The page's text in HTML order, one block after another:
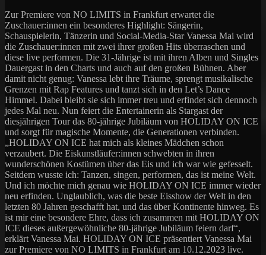
Zur Premiere von NO LIMITS in Frankfurt erwartet die
Zuschauer:innen ein besonderes Highlight: Sängerin,
Schauspielerin, Tänzerin und Social-Media-Star Vanessa Mai wird
die Zuschauer:innen mit zwei ihrer großen Hits überraschen und
diese live performen. Die 31-Jährige ist mit ihren Alben und Singles
Dauergast in den Charts und auch auf den großen Bühnen. Aber
damit nicht genug: Vanessa lebt ihre Träume, sprengt musikalische
Grenzen mit Rap Features und tanzt sich in den Let’s Dance
Himmel. Dabei bleibt sie sich immer treu und erfindet sich dennoch
jedes Mal neu. Nun feiert die Entertainerin als Stargast der
diesjährigen Tour das 80-jährige Jubiläum von HOLIDAY ON ICE
und sorgt für magische Momente, die Generationen verbinden.
„HOLIDAY ON ICE hat mich als kleines Mädchen schon
verzaubert. Die Eiskunstläufer:innen schwebten in ihren
wunderschönen Kostümen über das Eis und ich war wie gefesselt.
Seitdem wusste ich: Tanzen, singen, performen, das ist meine Welt.
Und ich möchte mich genau wie HOLIDAY ON ICE immer wieder
neu erfinden. Unglaublich, was die beste Eisshow der Welt in den
letzten 80 Jahren geschafft hat, und das über Kontinente hinweg. Es
ist mir eine besondere Ehre, dass ich zusammen mit HOLIDAY ON
ICE dieses außergewöhnliche 80-jährige Jubiläum feiern darf“,
erklärt Vanessa Mai. HOLIDAY ON ICE präsentiert Vanessa Mai
zur Premiere von NO LIMITS in Frankfurt am 10.12.2023 live.